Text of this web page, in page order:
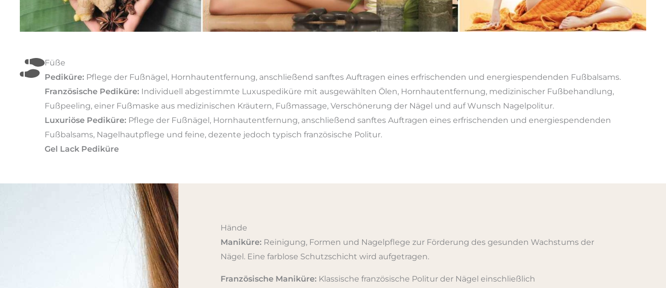
Füße
Pediküre: Pflege der Fußnägel, Hornhautentfernung, anschließend sanftes Auftragen eines erfrischenden und energiespendenden Fußbalsams.
Französische Pediküre: Individuell abgestimmte Luxuspediküre mit ausgewählten Ölen, Hornhautentfernung, medizinischer Fußbehandlung,
Fußpeeling, einer Fußmaske aus medizinischen Kräutern, Fußmassage, Verschönerung der Nägel und auf Wunsch Nagelpolitur.
Luxuriöse Pediküre: Pflege der Fußnägel, Hornhautentfernung, anschließend sanftes Auftragen eines erfrischenden und energiespendenden
Fußbalsams, Nagelhautpflege und feine, dezente jedoch typisch französische Politur.
Gel Lack Pediküre
Hände
Maniküre: Reinigung, Formen und Nagelpflege zur Förderung des gesunden Wachstums der
Nägel. Eine farblose Schutzschicht wird aufgetragen.
Französische Maniküre: Klassische französische Politur der Nägel einschließlich